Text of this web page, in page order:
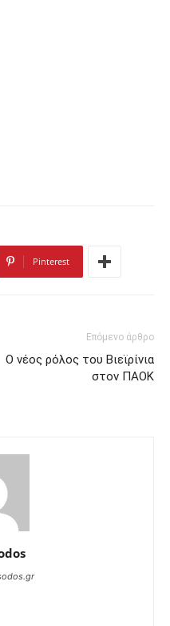
Pinterest
Επόμενο άρθρο
Ο νέος ρόλος του Βιεϊρίνια
στον ΠΑΟΚ